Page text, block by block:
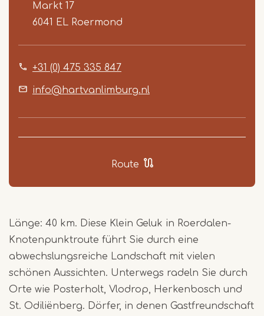
Markt 17
6041 EL Roermond
+31 (0) 475 335 847
info@hartvanlimburg.nl
Route
Länge: 40 km. Diese Klein Geluk in Roerdalen-
Knotenpunktroute führt Sie durch eine
abwechslungsreiche Landschaft mit vielen
schönen Aussichten. Unterwegs radeln Sie durch
Orte wie Posterholt, Vlodrop, Herkenbosch und
St. Odiliënberg. Dörfer, in denen Gastfreundschaft